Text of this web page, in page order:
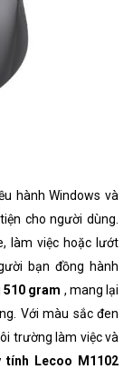
hành Windows và
cho người dùng.
làm việc hoặc lướt
bạn đồng hành
510 gram , mang lại
Với màu sắc đen
trường làm việc và
tính Lecoo M1102